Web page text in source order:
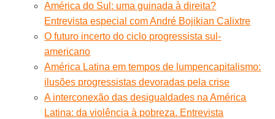
América do Sul: uma guinada à direita?
Entrevista especial com André Bojikian Calixtre
O futuro incerto do ciclo progressista sul-
americano
América Latina em tempos de lumpencapitalismo:
ilusões progressistas devoradas pela crise
A interconexão das desigualdades na América
Latina: da violência à pobreza. Entrevista